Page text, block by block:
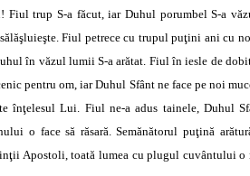
trup S-a făcut, iar Duhul porumbel S-a
Fiul petrece cu trupul puţini ani cu
în văzul lumii S-a arătat. Fiul în iesle de
pentru om, iar Duhul Sfânt ne face pe noi
înţelesul Lui. Fiul ne-a adus tainele, Duhul
o face să răsară. Semănătorul puţină
Apostoli, toată lumea cu plugul cuvântului o